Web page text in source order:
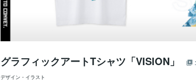
グラフィックアートTシャツ「VISION」
デザイン・イラスト